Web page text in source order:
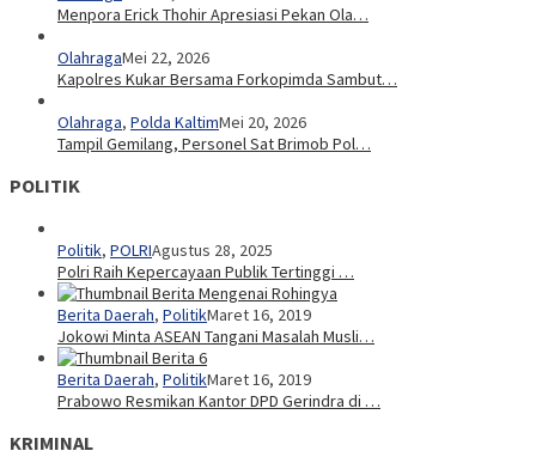
Menpora Erick Thohir Apresiasi Pekan Ola…
OlahragaMei 22, 2026
Kapolres Kukar Bersama Forkopimda Sambut…
Olahraga, Polda KaltimMei 20, 2026
Tampil Gemilang, Personel Sat Brimob Pol…
POLITIK
Politik, POLRIAgustus 28, 2025
Polri Raih Kepercayaan Publik Tertinggi …
Berita Daerah, PolitikMaret 16, 2019
Jokowi Minta ASEAN Tangani Masalah Musli…
Berita Daerah, PolitikMaret 16, 2019
Prabowo Resmikan Kantor DPD Gerindra di …
KRIMINAL